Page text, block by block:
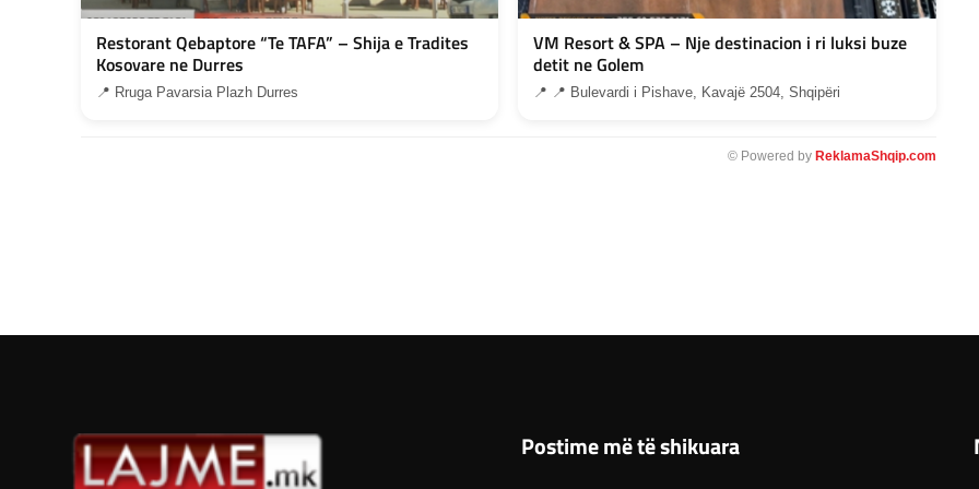
Restorant Qebaptore “Te TAFA” – Shija e Tradites
Kosovare ne Durres
📍 Rruga Pavarsia Plazh Durres
VM Resort & SPA – Nje destinacion i ri luksi buze
detit ne Golem
📍 📍 Bulevardi i Pishave, Kavajë 2504, Shqipëri
© Powered by ReklamaShqip.com
Postime më të shikuara